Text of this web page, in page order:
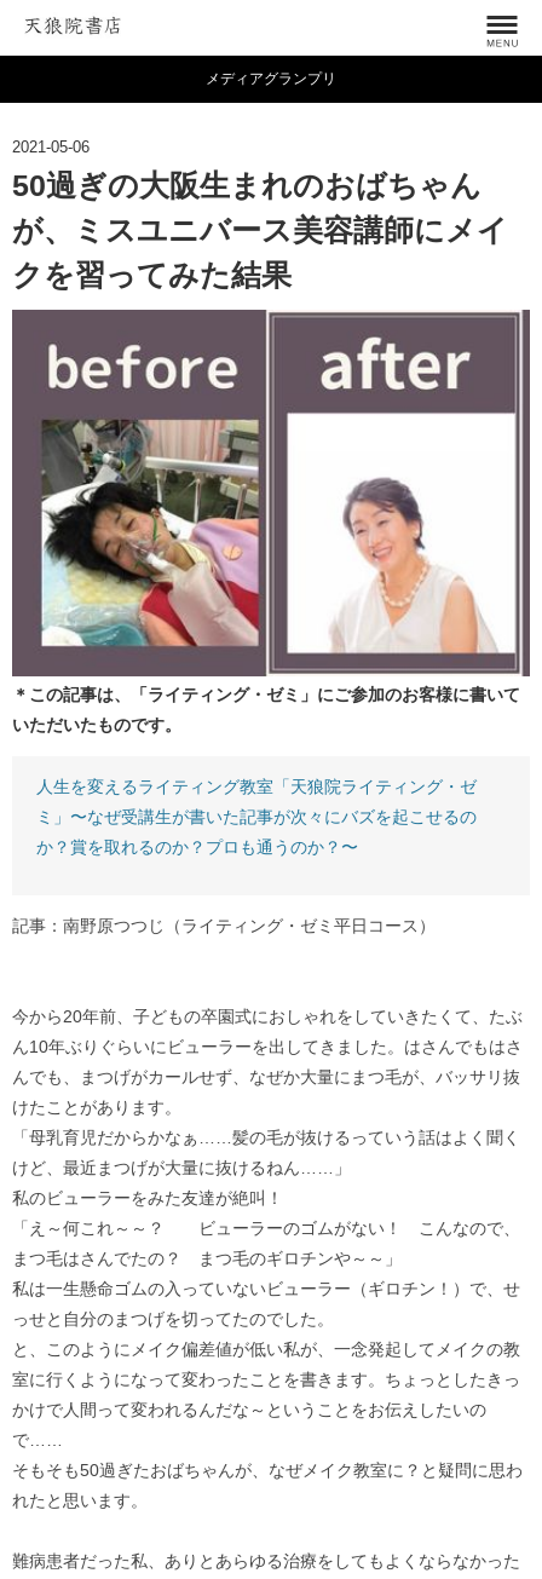
メディアグランプリ
2021-05-06
50過ぎの大阪生まれのおばちゃん
が、ミスユニバース美容講師にメイ
クを習ってみた結果
＊この記事は、「ライティング・ゼミ」にご参加のお客様に書いて
いただいたものです。
人生を変えるライティング教室「天狼院ライティング・ゼ
ミ」〜なぜ受講生が書いた記事が次々にバズを起こせるの
か？賞を取れるのか？プロも通うのか？〜
記事：南野原つつじ（ライティング・ゼミ平日コース）
今から20年前、子どもの卒園式におしゃれをしていきたくて、たぶ
ん10年ぶりぐらいにビューラーを出してきました。はさんでもはさ
んでも、まつげがカールせず、なぜか大量にまつ毛が、バッサリ抜
けたことがあります。
「母乳育児だからかなぁ……髪の毛が抜けるっていう話はよく聞く
けど、最近まつげが大量に抜けるねん……」
私のビューラーをみた友達が絶叫！
「え～何これ～～？ ビューラーのゴムがない！ こんなので、
まつ毛はさんでたの？ まつ毛のギロチンや～～」
私は一生懸命ゴムの入っていないビューラー（ギロチン！）で、せ
っせと自分のまつげを切ってたのでした。
と、このようにメイク偏差値が低い私が、一念発起してメイクの教
室に行くようになって変わったことを書きます。ちょっとしたきっ
かけで人間って変われるんだな～ということをお伝えしたいの
で……
そもそも50過ぎたおばちゃんが、なぜメイク教室に？と疑問に思わ
れたと思います。
難病患者だった私、ありとあらゆる治療をしてもよくならなかった